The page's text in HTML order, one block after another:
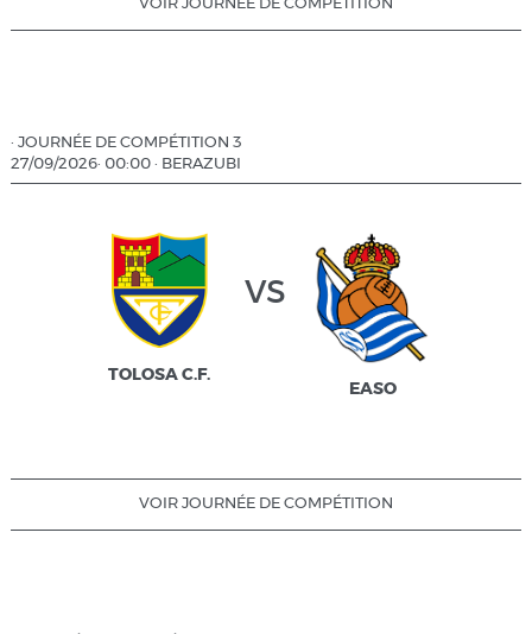
VOIR JOURNÉE DE COMPÉTITION
· JOURNÉE DE COMPÉTITION 3
27/09/2026· 00:00 · BERAZUBI
TOLOSA C.F.
vs
EASO
VOIR JOURNÉE DE COMPÉTITION